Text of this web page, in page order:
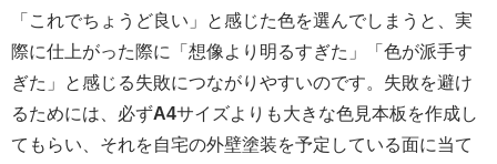
「これでちょうど良い」と感じた色を選んでしまうと、実
際に仕上がった際に「想像より明るすぎた」「色が派手す
ぎた」と感じる失敗につながりやすいのです。失敗を避け
るためには、必ずA4サイズよりも大きな色見本板を作成し
てもらい、それを自宅の外壁塗装を予定している面に当て